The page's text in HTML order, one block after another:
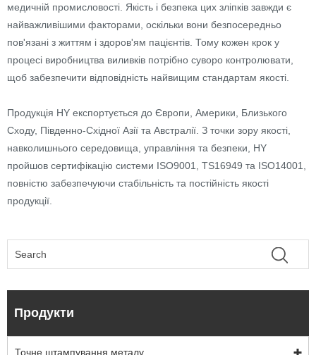
медичній промисловості. Якість і безпека цих зліпків завжди є
найважливішими факторами, оскільки вони безпосередньо
пов'язані з життям і здоров'ям пацієнтів. Тому кожен крок у
процесі виробництва виливків потрібно суворо контролювати,
щоб забезпечити відповідність найвищим стандартам якості.
Продукція HY експортується до Європи, Америки, Близького
Сходу, Південно-Східної Азії та Австралії. З точки зору якості,
навколишнього середовища, управління та безпеки, HY
пройшов сертифікацію системи ISO9001, TS16949 та ISO14001,
повністю забезпечуючи стабільність та постійність якості
продукції.
Продукти
Точне штампування металу